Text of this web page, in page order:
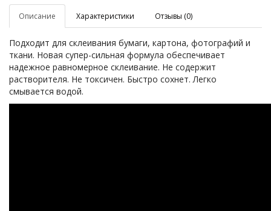
Описание Характеристики Отзывы (0)
Подходит для склеивания бумаги, картона, фотографий и
ткани. Новая супер-сильная формула обеспечивает
надежное равномерное склеивание. Не содержит
растворителя. Не токсичен. Быстро сохнет. Легко
смывается водой.